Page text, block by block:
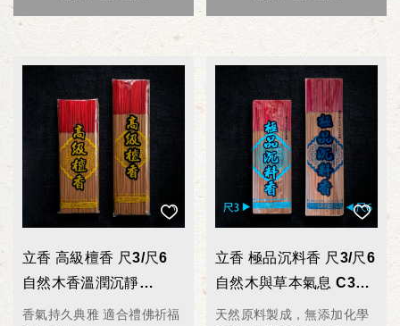
立香 高級檀香 尺3/尺6
自然木香溫潤沉靜
C307/C607 拜拜香 600g
香氣持久典雅 適合禮佛祈福
立香 極品沉料香 尺3/尺6
自然木與草本氣息 C3AA
/ C6AA 拜拜香 600g
天然原料製成，無添加化學